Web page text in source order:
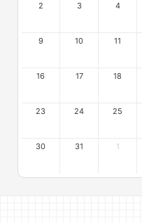
2 3 4
9 10 11
16 17 18
23 24 25
30 31 1